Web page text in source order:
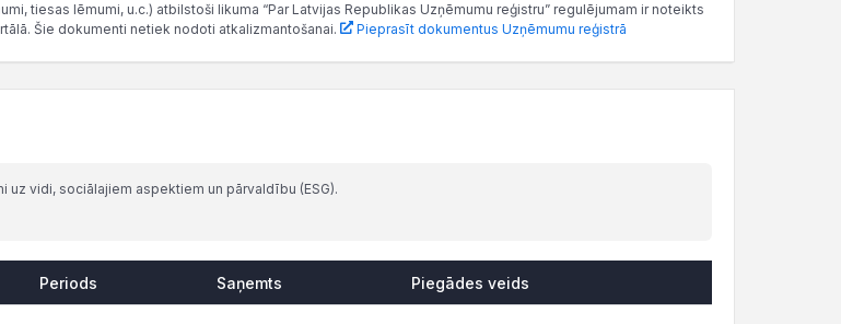
tiesas lēmumi, u.c.) atbilstoši likuma “Par Latvijas Republikas Uzņēmumu reģistru” regulējumam ir noteikts
Šie dokumenti netiek nodoti atkalizmantošanai.
Pieprasīt dokumentus Uzņēmumu reģistrā
vidi, sociālajiem aspektiem un pārvaldību (ESG).
Periods Saņemts Piegādes veids